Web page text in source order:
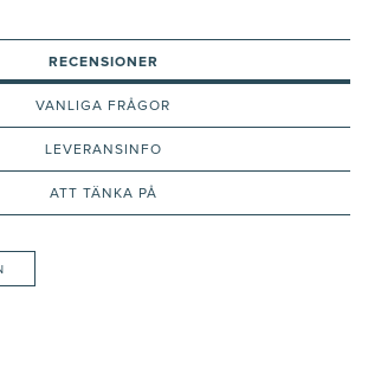
RECENSIONER
VANLIGA FRÅGOR
LEVERANSINFO
ATT TÄNKA PÅ